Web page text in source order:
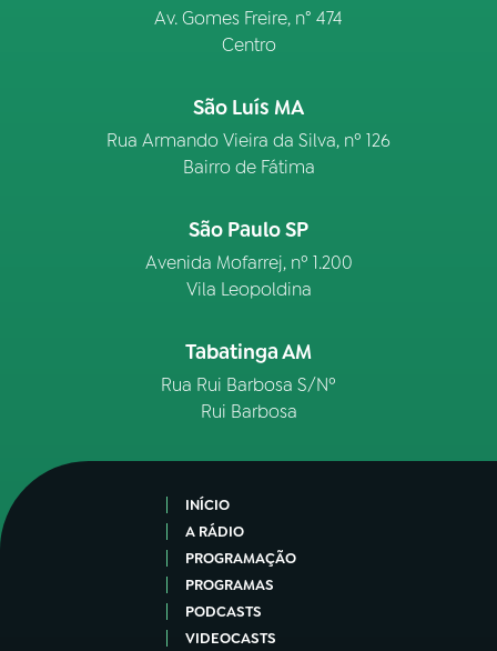
Av. Gomes Freire, n° 474
Centro
São Luís MA
Rua Armando Vieira da Silva, nº 126
Bairro de Fátima
São Paulo SP
Avenida Mofarrej, nº 1.200
Vila Leopoldina
Tabatinga AM
Rua Rui Barbosa S/Nº
Rui Barbosa
INÍCIO
A RÁDIO
PROGRAMAÇÃO
PROGRAMAS
PODCASTS
VIDEOCASTS